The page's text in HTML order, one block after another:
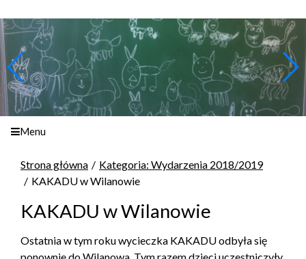
Menu
Strona główna
Kategoria: Wydarzenia 2018/2019
KAKADU w Wilanowie
KAKADU w Wilanowie
Ostatnia w tym roku wycieczka KAKADU odbyła się